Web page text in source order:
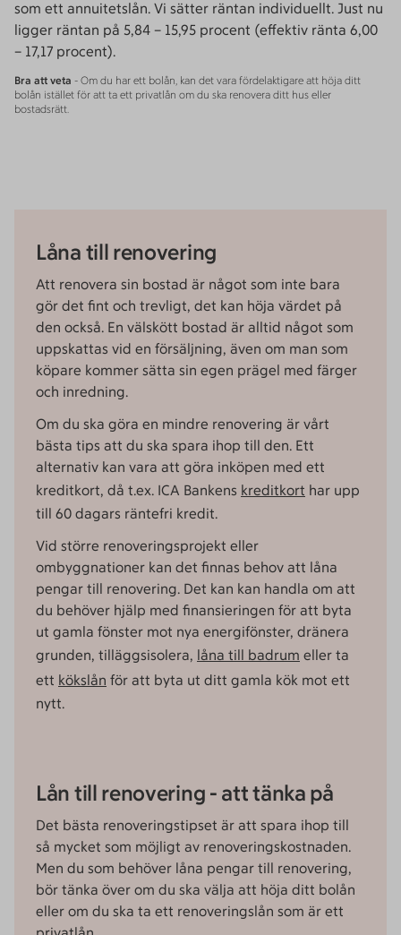
som ett annuitetslån. Vi sätter räntan individuellt. Just nu
ligger räntan på 5,84 – 15,95 procent (effektiv ränta 6,00
– 17,17 procent).
Bra att veta - Om du har ett bolån, kan det vara fördelaktigare att höja ditt
bolån istället för att ta ett privatlån om du ska renovera ditt hus eller
bostadsrätt.
Låna till renovering
Att renovera sin bostad är något som inte bara
gör det fint och trevligt, det kan höja värdet på
den också. En välskött bostad är alltid något som
uppskattas vid en försäljning, även om man som
köpare kommer sätta sin egen prägel med färger
och inredning.
Om du ska göra en mindre renovering är vårt
bästa tips att du ska spara ihop till den. Ett
alternativ kan vara att göra inköpen med ett
kreditkort, då t.ex. ICA Bankens kreditkort har upp
till 60 dagars räntefri kredit.
Vid större renoveringsprojekt eller
ombyggnationer kan det finnas behov att låna
pengar till renovering. Det kan kan handla om att
du behöver hjälp med finansieringen för att byta
ut gamla fönster mot nya energifönster, dränera
grunden, tilläggsisolera, låna till badrum eller ta
ett kökslån för att byta ut ditt gamla kök mot ett
nytt.
Lån till renovering - att tänka på
Det bästa renoveringstipset är att spara ihop till
så mycket som möjligt av renoveringskostnaden.
Men du som behöver låna pengar till renovering,
bör tänka över om du ska välja att höja ditt bolån
eller om du ska ta ett renoveringslån som är ett